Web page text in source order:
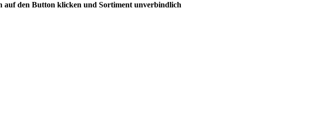
auf den Button klicken und Sortiment unverbindlich